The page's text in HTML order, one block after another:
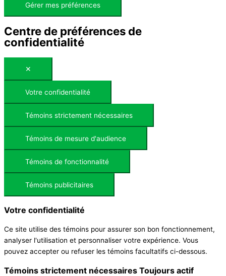
Gérer mes préférences
Centre de préférences de
confidentialité
✕
Votre confidentialité
Témoins strictement nécessaires
Témoins de mesure d'audience
Témoins de fonctionnalité
Témoins publicitaires
Votre confidentialité
Ce site utilise des témoins pour assurer son bon fonctionnement,
analyser l'utilisation et personnaliser votre expérience. Vous
pouvez accepter ou refuser les témoins facultatifs ci-dessous.
Témoins strictement nécessaires Toujours actif